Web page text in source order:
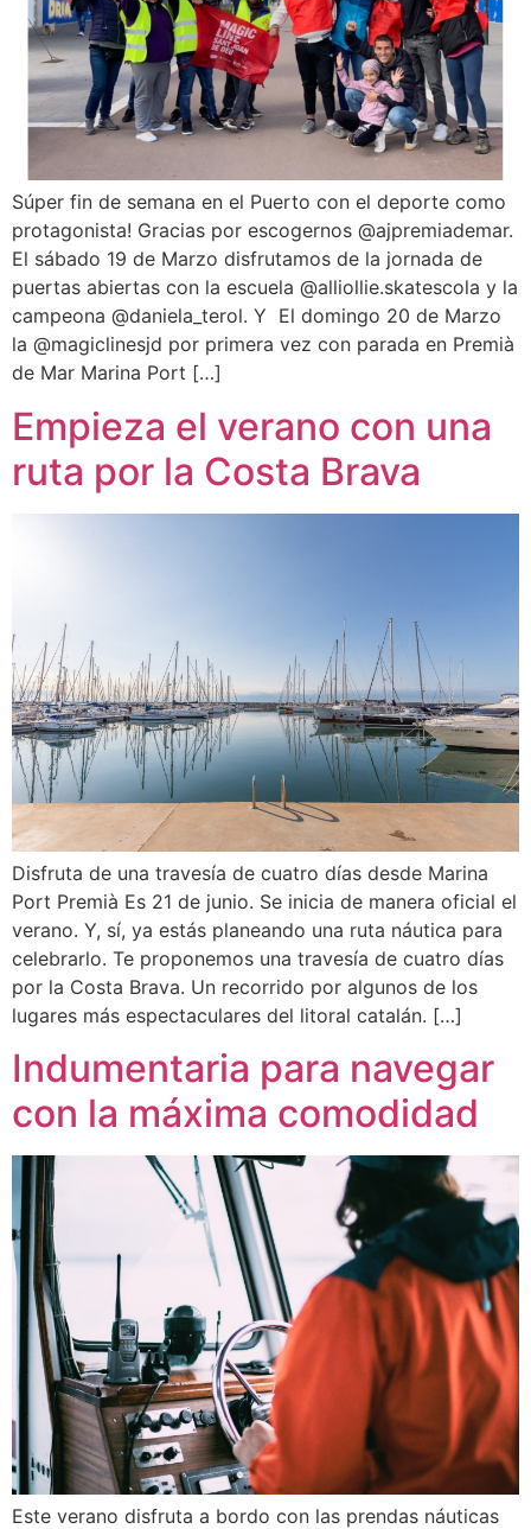
Súper fin de semana en el Puerto con el deporte como
protagonista! Gracias por escogernos @ajpremiademar.
El sábado 19 de Marzo disfrutamos de la jornada de
puertas abiertas con la escuela @alliollie.skatescola y la
campeona @daniela_terol. Y El domingo 20 de Marzo
la @magiclinesjd por primera vez con parada en Premià
de Mar Marina Port […]
Empieza el verano con una
ruta por la Costa Brava
Disfruta de una travesía de cuatro días desde Marina
Port Premià Es 21 de junio. Se inicia de manera oficial el
verano. Y, sí, ya estás planeando una ruta náutica para
celebrarlo. Te proponemos una travesía de cuatro días
por la Costa Brava. Un recorrido por algunos de los
lugares más espectaculares del litoral catalán. […]
Indumentaria para navegar
con la máxima comodidad
Este verano disfruta a bordo con las prendas náuticas